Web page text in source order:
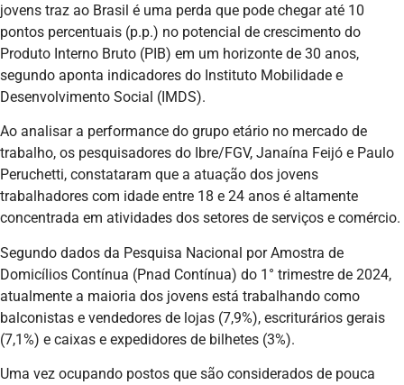
jovens traz ao Brasil é uma perda que pode chegar até 10
pontos percentuais (p.p.) no potencial de crescimento do
Produto Interno Bruto (PIB) em um horizonte de 30 anos,
segundo aponta indicadores do Instituto Mobilidade e
Desenvolvimento Social (IMDS).
Ao analisar a performance do grupo etário no mercado de
trabalho, os pesquisadores do Ibre/FGV, Janaína Feijó e Paulo
Peruchetti, constataram que a atuação dos jovens
trabalhadores com idade entre 18 e 24 anos é altamente
concentrada em atividades dos setores de serviços e comércio.
Segundo dados da Pesquisa Nacional por Amostra de
Domicílios Contínua (Pnad Contínua) do 1° trimestre de 2024,
atualmente a maioria dos jovens está trabalhando como
balconistas e vendedores de lojas (7,9%), escriturários gerais
(7,1%) e caixas e expedidores de bilhetes (3%).
Uma vez ocupando postos que são considerados de pouca